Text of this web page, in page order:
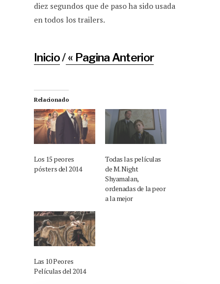
diez segundos que de paso ha sido usada
en todos los trailers.
Inicio/« Pagina Anterior
Relacionado
Los 15 peores
pósters del 2014
Todas las películas
de M. Night
Shyamalan,
ordenadas de la peor
a la mejor
Las 10 Peores
Películas del 2014